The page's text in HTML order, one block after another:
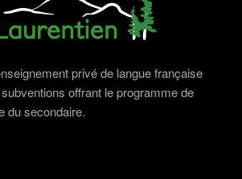
privé de langue française
offrant le programme de
du secondaire.